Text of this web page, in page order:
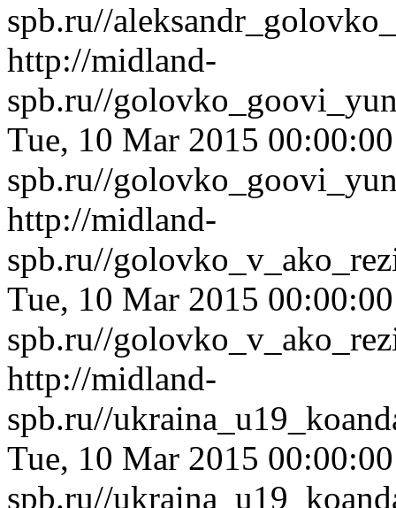
spb.ru//
http://midland-
spb.ru//
Tue, 10 Mar 2015
spb.ru//
http://midland-
spb.ru//
Tue, 10 Mar 2015
spb.ru//
http://midland-
spb.ru//
Tue, 10 Mar 2015
spb.ru//